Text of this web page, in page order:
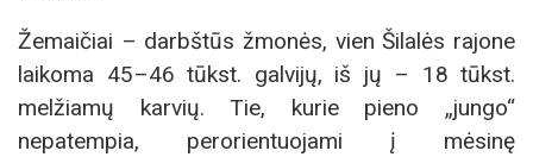
Žemaičiai – darbštūs žmonės, vien Šilalės rajone
laikoma 45–46 tūkst. galvijų, iš jų – 18 tūkst.
melžiamų karvių. Tie, kurie pieno „jungo“
nepatempia, perorientuojami į mėsinę